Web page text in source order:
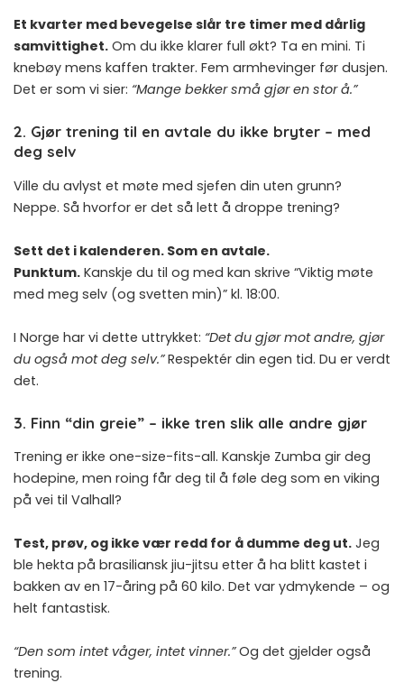
Et kvarter med bevegelse slår tre timer med dårlig
samvittighet. Om du ikke klarer full økt? Ta en mini. Ti
knebøy mens kaffen trakter. Fem armhevinger før dusjen.
Det er som vi sier: “Mange bekker små gjør en stor å.”
2. Gjør trening til en avtale du ikke bryter – med
deg selv
Ville du avlyst et møte med sjefen din uten grunn?
Neppe. Så hvorfor er det så lett å droppe trening?
Sett det i kalenderen. Som en avtale.
Punktum. Kanskje du til og med kan skrive “Viktig møte
med meg selv (og svetten min)” kl. 18:00.
I Norge har vi dette uttrykket: “Det du gjør mot andre, gjør
du også mot deg selv.”Respektér din egen tid. Du er verdt
det.
3. Finn “din greie” – ikke tren slik alle andre gjør
Trening er ikke one-size-fits-all. Kanskje Zumba gir deg
hodepine, men roing får deg til å føle deg som en viking
på vei til Valhall?
Test, prøv, og ikke vær redd for å dumme deg ut. Jeg
ble hekta på brasiliansk jiu-jitsu etter å ha blitt kastet i
bakken av en 17-åring på 60 kilo. Det var ydmykende – og
helt fantastisk.
“Den som intet våger, intet vinner.”Og det gjelder også
trening.